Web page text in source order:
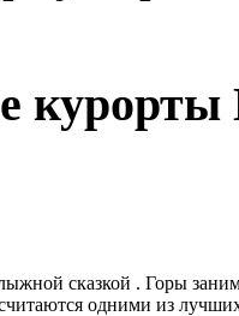
сказкой . Горы
одними из